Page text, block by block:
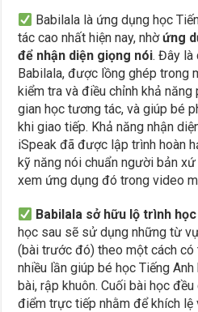
Babilala là ứng dụng học
tác cao nhất hiện nay, nhờứng
để nhận diện giọng nói. Đây là
Babilala, được lồng ghép trong
kiểm tra và điều chỉnh khả
gian học tương tác, và giúp bé
khi giao tiếp. Khả năng nhận
iSpeak đã được lập trình hoàn
kỹ năng nói chuẩn người bản
xem ứng dụng đó trong video
Babilala sở hữu lộ trình
học sau sẽ sử dụng những từ
(bài trước đó) theo một cách
nhiều lần giúp bé học Tiếng
bài, rập khuôn. Cuối bài học
điểm trực tiếp nhằm để khích lệ